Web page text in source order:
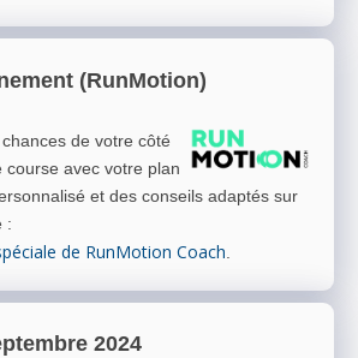
(RunMotion)
de votre côté
course avec votre plan
et des conseils adaptés sur
:
de RunMotion Coach.
2024